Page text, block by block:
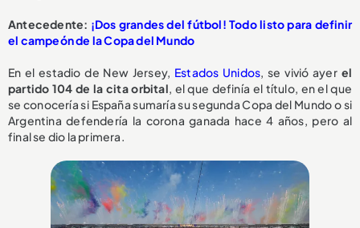
Antecedente: ¡Dos grandes del fútbol! Todo listo para definir
el campeón de la Copa del Mundo
En el estadio de New Jersey, Estados Unidos, se vivió ayerel
partido 104 de la cita orbital, el que definía el título, en el que
se conocería si España sumaría su segunda Copa del Mundo o si
Argentina defendería la corona ganada hace 4 años, pero al
final se dio la primera.